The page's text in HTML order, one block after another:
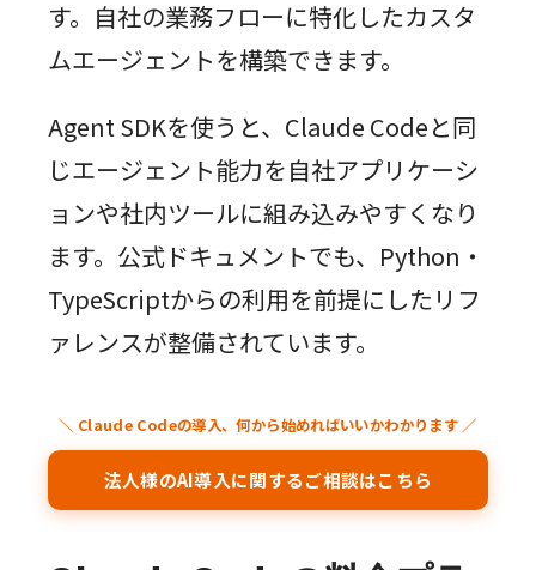
す。自社の業務フローに特化したカスタ
ムエージェントを構築できます。
Agent SDKを使うと、Claude Codeと同
じエージェント能力を自社アプリケーシ
ョンや社内ツールに組み込みやすくなり
ます。公式ドキュメントでも、Python・
TypeScriptからの利用を前提にしたリフ
ァレンスが整備されています。
＼ Claude Codeの導入、何から始めればいいかわかります ／
法人様のAI導入に関するご相談はこちら